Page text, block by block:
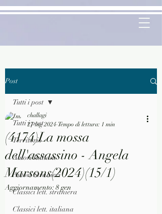
Post
Tutti i post
Territorio
Autori Italiani
Autori Stranieri
Classici lett. straniera
Classici lett. italiana
Tutti i post
(4174)La mossa
dell'assassino - Angela
Marsons(2024)(15/1)
challagi
27 lug 2024 Tempo di lettura: 1 min
Aggiornamento: 8 gen